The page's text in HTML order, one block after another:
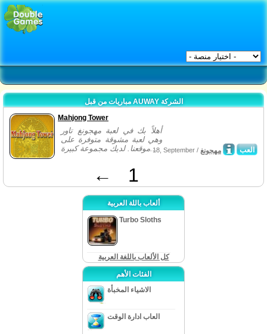
مباريات من قبل AUWAY الشركة
Mahjong Tower
أهلاً بك في لعبة مهجونغ تاور
وهي لعبة مشوقة متوفرة على
موقعنا. لديك مجموعة كبيرة...
العب 18, September / مهجونغ
← 1
ألعاب باللة العربية
Turbo Sloths
كل الألعاب باللغة العربية
الفئات الأهم
الاشياء المخبأة
العاب ادارة الوقت